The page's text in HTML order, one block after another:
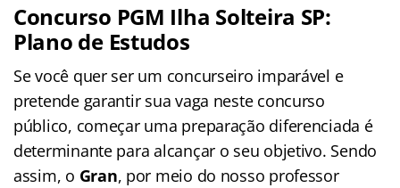
Concurso PGM Ilha Solteira SP:
Plano de Estudos
Se você quer ser um concurseiro imparável e
pretende garantir sua vaga neste concurso
público, começar uma preparação diferenciada é
determinante para alcançar o seu objetivo. Sendo
assim, o Gran, por meio do nosso professor